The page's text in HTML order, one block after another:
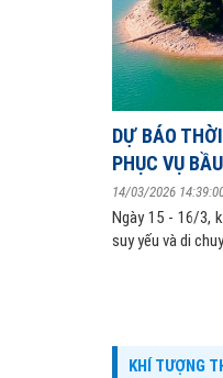
DỰ BÁO
PHỤC VỤ
14/03/2026
Ngày 15 - 16/3,
suy yếu và di
KHÍ TƯỢNG